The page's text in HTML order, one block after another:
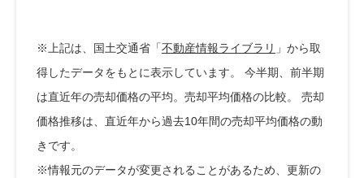
※上記は、国土交通省「不動産情報ライブラリ 」から取
得したデータをもとに表示しています。 今半期、前半期
は直近年の売却価格の平均。売却平均価格の比較。 売却
価格推移は、直近年から過去10年間の売却平均価格の動
きです。
※情報元のデータが変更されることがあるため、更新の